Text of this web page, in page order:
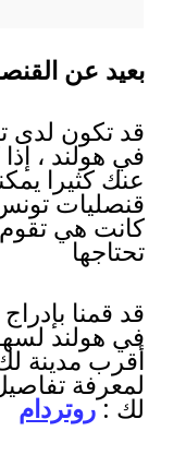
بعيد عن
قد تكون لدى
في هولند ،
عنك كثيرا
قنصليات تونس
كانت هي تقوم
تحتاجها
قد قمنا
في هولند
أقرب مدينة لك
لمعرفة
لك :روتردام